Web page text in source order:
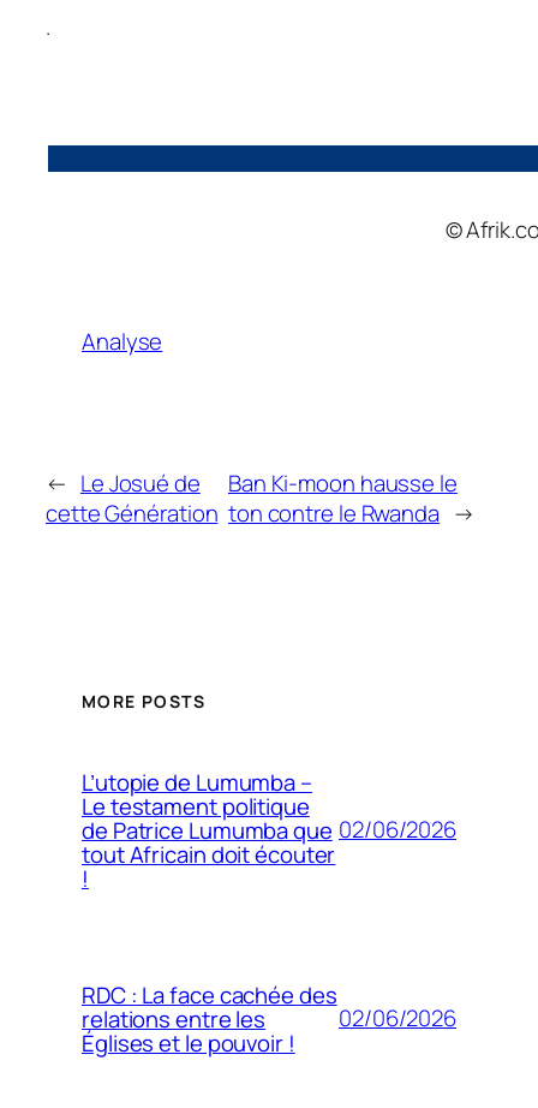
.
©
Analyse
← Le Josué de
cette Génération
Ban Ki-moon hausse le
ton contre le Rwanda →
MORE POSTS
L’utopie de Lumumba –
Le testament politique
de Patrice Lumumba que
tout Africain doit écouter
!
02/06/2026
RDC : La face cachée des
relations entre les
Églises et le pouvoir !
02/06/2026